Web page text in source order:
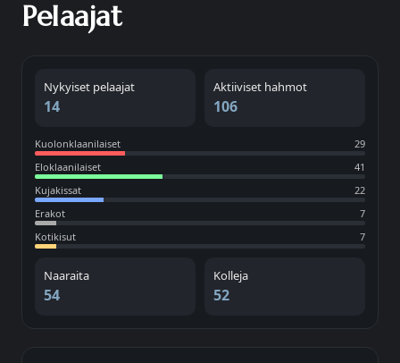
Pelaajat
Nykyiset pelaajat
14
Aktiiviset hahmot
106
Kuolonklaanilaiset
29
Eloklaanilaiset
41
Kujakissat
22
Erakot
7
Kotikisut
7
Naaraita
54
Kolleja
52